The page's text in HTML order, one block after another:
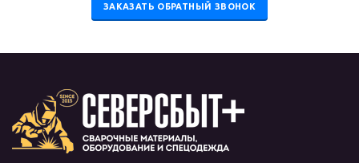
ЗАКАЗАТЬ ОБРАТНЫЙ ЗВОНОК